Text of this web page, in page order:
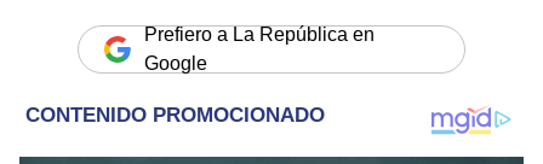
Prefiero a La República en
Google